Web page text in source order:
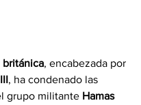
británica, encabezada por
, ha condenado las
grupo militante Hamas